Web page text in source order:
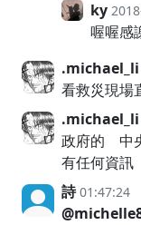
ky
喔喔感
.michael_li
看救災現
.michael_li
政府的 中
有任何資
詩 01:47:24